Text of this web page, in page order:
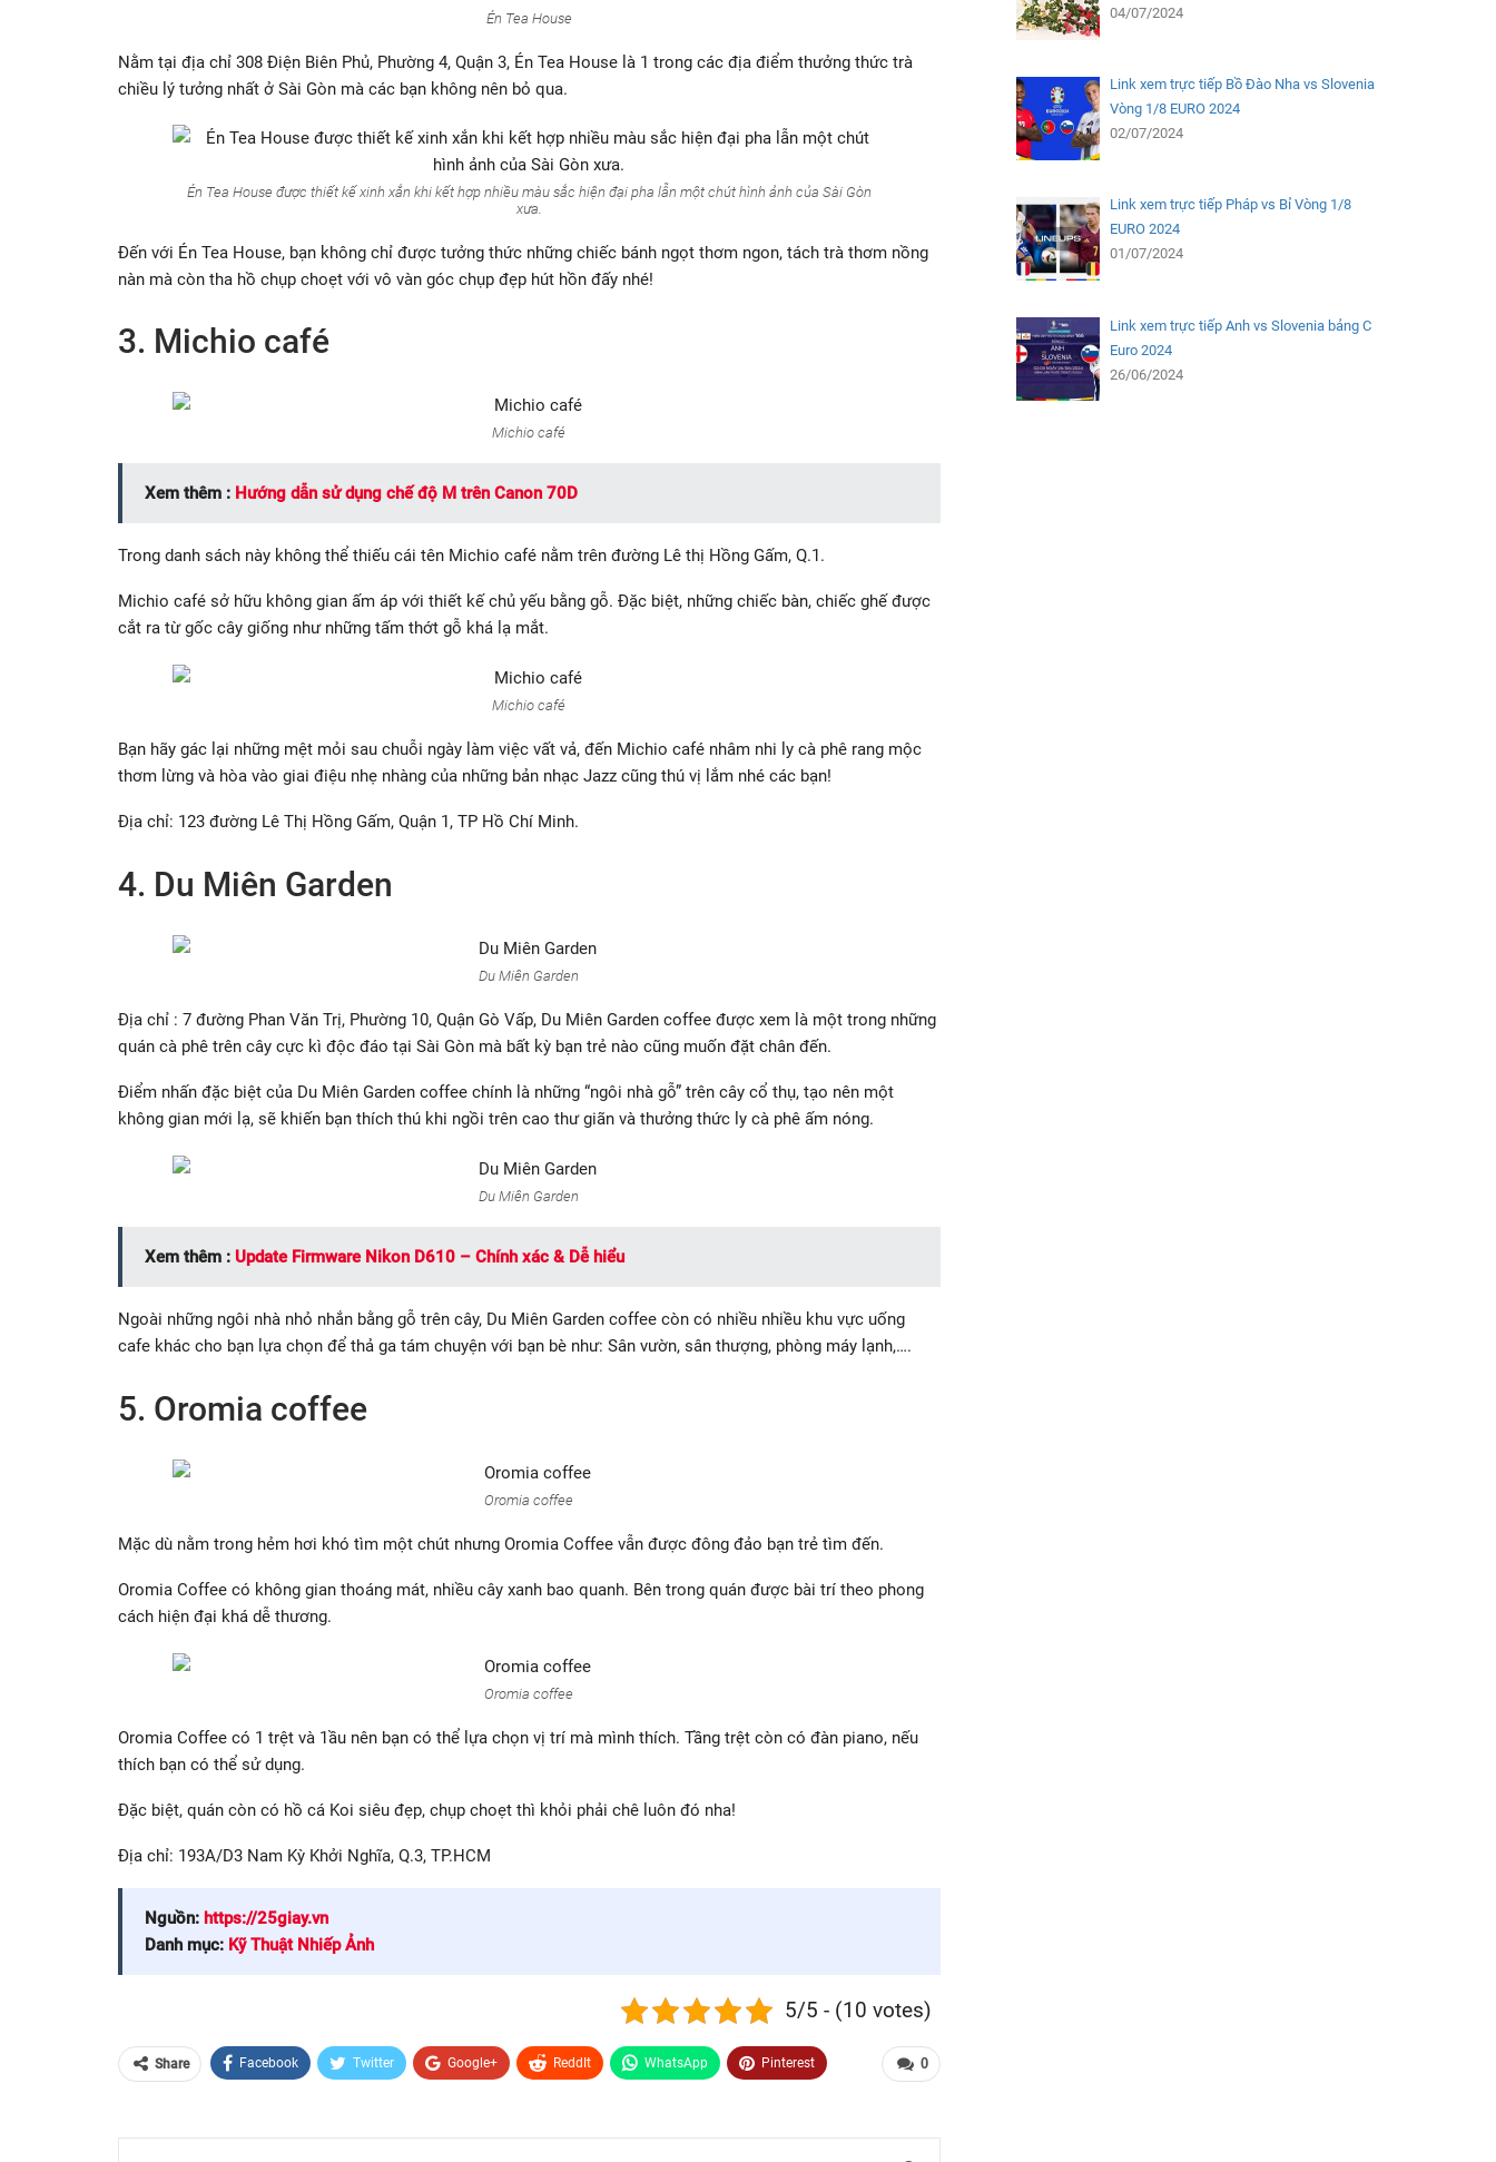
Én Tea House
Nằm tại địa chỉ 308 Điện Biên Phủ, Phường 4, Quận 3, Én Tea House là 1 trong các địa điểm thưởng thức trà
chiều lý tưởng nhất ở Sài Gòn mà các bạn không nên bỏ qua.
Én Tea House được thiết kế xinh xắn khi kết hợp nhiều màu sắc hiện đại pha lẫn một chút hình ảnh của Sài Gòn
xưa.
Đến với Én Tea House, bạn không chỉ được tưởng thức những chiếc bánh ngọt thơm ngon, tách trà thơm nồng
nàn mà còn tha hồ chụp choẹt với vô vàn góc chụp đẹp hút hồn đấy nhé!
3. Michio café
Michio café
Xem thêm : Hướng dẫn sử dụng chế độ M trên Canon 70D
Trong danh sách này không thể thiếu cái tên Michio café nằm trên đường Lê thị Hồng Gấm, Q.1.
Michio café sở hữu không gian ấm áp với thiết kế chủ yếu bằng gỗ. Đặc biệt, những chiếc bàn, chiếc ghế được
cắt ra từ gốc cây giống như những tấm thớt gỗ khá lạ mắt.
Michio café
Bạn hãy gác lại những mệt mỏi sau chuỗi ngày làm việc vất vả, đến Michio café nhâm nhi ly cà phê rang mộc
thơm lừng và hòa vào giai điệu nhẹ nhàng của những bản nhạc Jazz cũng thú vị lắm nhé các bạn!
Địa chỉ: 123 đường Lê Thị Hồng Gấm, Quận 1, TP Hồ Chí Minh.
4. Du Miên Garden
Du Miên Garden
Địa chỉ : 7 đường Phan Văn Trị, Phường 10, Quận Gò Vấp, Du Miên Garden coffee được xem là một trong những
quán cà phê trên cây cực kì độc đáo tại Sài Gòn mà bất kỳ bạn trẻ nào cũng muốn đặt chân đến.
Điểm nhấn đặc biệt của Du Miên Garden coffee chính là những “ngôi nhà gỗ” trên cây cổ thụ, tạo nên một
không gian mới lạ, sẽ khiến bạn thích thú khi ngồi trên cao thư giãn và thưởng thức ly cà phê ấm nóng.
Du Miên Garden
Xem thêm : Update Firmware Nikon D610 – Chính xác & Dễ hiểu
Ngoài những ngôi nhà nhỏ nhắn bằng gỗ trên cây, Du Miên Garden coffee còn có nhiều nhiều khu vực uống
cafe khác cho bạn lựa chọn để thả ga tám chuyện với bạn bè như: Sân vườn, sân thượng, phòng máy lạnh,….
5. Oromia coffee
Oromia coffee
Mặc dù nằm trong hẻm hơi khó tìm một chút nhưng Oromia Coffee vẫn được đông đảo bạn trẻ tìm đến.
Oromia Coffee có không gian thoáng mát, nhiều cây xanh bao quanh. Bên trong quán được bài trí theo phong
cách hiện đại khá dễ thương.
Oromia coffee
Oromia Coffee có 1 trệt và 1ầu nên bạn có thể lựa chọn vị trí mà mình thích. Tầng trệt còn có đàn piano, nếu
thích bạn có thể sử dụng.
Đặc biệt, quán còn có hồ cá Koi siêu đẹp, chụp choẹt thì khỏi phải chê luôn đó nha!
Địa chỉ: 193A/D3 Nam Kỳ Khởi Nghĩa, Q.3, TP.HCM
Nguồn: https://25giay.vn
Danh mục: Kỹ Thuật Nhiếp Ảnh
5/5 - (10 votes)
0
Share Facebook Twitter Google+ ReddIt WhatsApp Pinterest
04/07/2024
Link xem trực tiếp Bồ Đào Nha vs Slovenia
Vòng 1/8 EURO 2024
02/07/2024
Link xem trực tiếp Pháp vs Bỉ Vòng 1/8
EURO 2024
01/07/2024
Link xem trực tiếp Anh vs Slovenia bảng C
Euro 2024
26/06/2024